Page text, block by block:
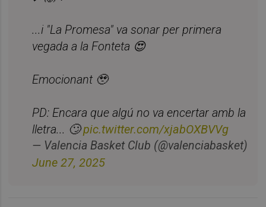
...i "La Promesa" va sonar per primera
vegada a la Fonteta 😍
Emocionant 🥹
PD: Encara que algú no va encertar amb la
lletra... 🙄pic.twitter.com/xjabOXBVVg
— Valencia Basket Club (@valenciabasket)
June 27, 2025